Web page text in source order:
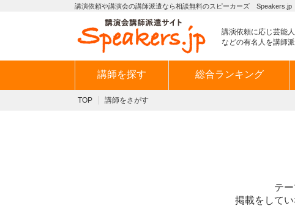
講演依頼や講演会の講師派遣なら相談無料のスピーカーズ Speakers.jp
講演依頼に応じ芸能
などの有名人を講師
講師を探す 総合ランキング
TOP 講師をさがす
テー
掲載をして